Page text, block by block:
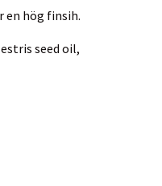
en hög finsih.
seed oil,